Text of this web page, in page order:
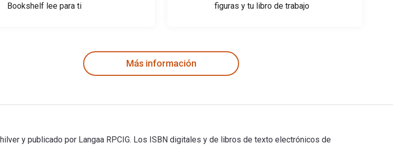
Bookshelf lee para ti
figuras y tu libro de trabajo
Más información
y publicado por Langaa RPCIG. Los ISBN digitales y de libros de texto electrónicos de